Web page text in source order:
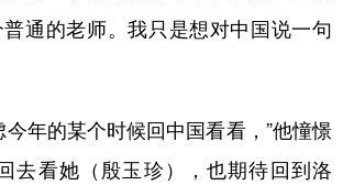
通的老师。我只是想对中国说一句
年的某个时候回中国看看，”他憧憬
去看她（殷玉珍），也期待回到洛